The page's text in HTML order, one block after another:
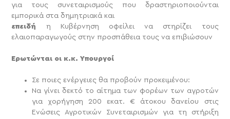
για τους συνεταιρισμούς που δραστηριοποιούνται
εμπορικά στα δημητριακά και
επειδή η Κυβέρνηση οφείλει να στηρίζει τους
ελαιοπαραγωγούς στην προσπάθεια τους να επιβιώσουν
Ερωτώνται οι κ.κ. Υπουργοί
Σε ποιες ενέργειες θα προβούν προκειμένου:
Να γίνει δεκτό το αίτημα των φορέων των αγροτών
για χορήγηση 200 εκατ. € άτοκου δανείου στις
Ενώσεις Αγροτικών Συνεταιρισμών για τη στήριξη